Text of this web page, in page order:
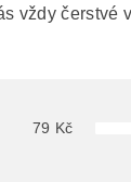
vždy čerstvé
79 Kč